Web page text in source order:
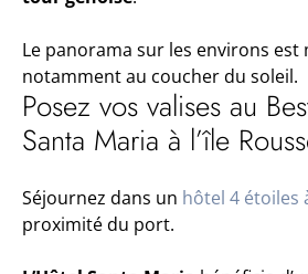
Le panorama sur les environs est
notamment au coucher du soleil.
Posez vos valises au
Santa Maria à l’île
Séjournez dans un hôtel 4 étoiles
proximité du port.